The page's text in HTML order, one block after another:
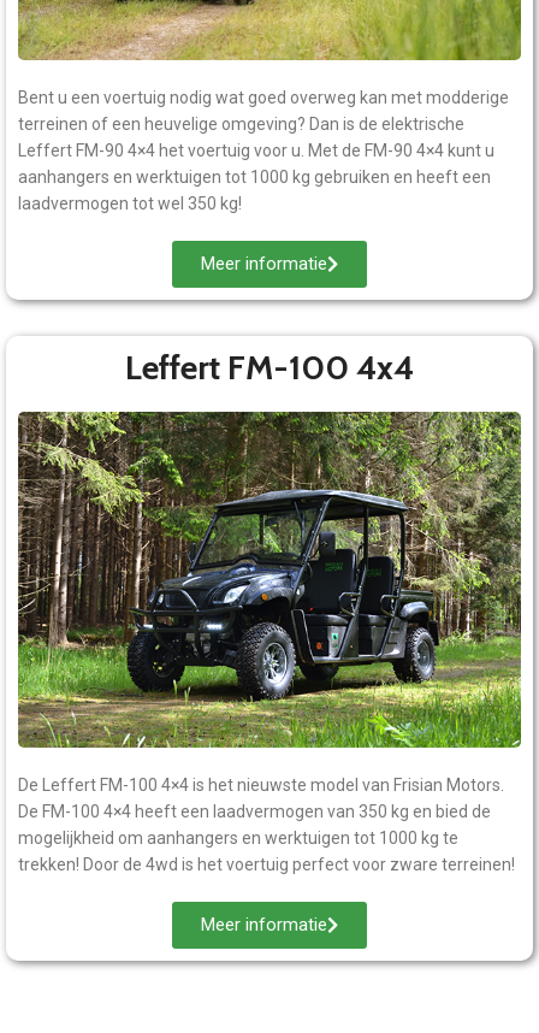
Bent u een voertuig nodig wat goed overweg kan met modderige
terreinen of een heuvelige omgeving? Dan is de elektrische
Leffert FM-90 4×4 het voertuig voor u. Met de FM-90 4×4 kunt u
aanhangers en werktuigen tot 1000 kg gebruiken en heeft een
laadvermogen tot wel 350 kg!
Meer informatie
Leffert FM-100 4x4
De Leffert FM-100 4×4 is het nieuwste model van Frisian Motors.
De FM-100 4×4 heeft een laadvermogen van 350 kg en bied de
mogelijkheid om aanhangers en werktuigen tot 1000 kg te
trekken! Door de 4wd is het voertuig perfect voor zware terreinen!
Meer informatie